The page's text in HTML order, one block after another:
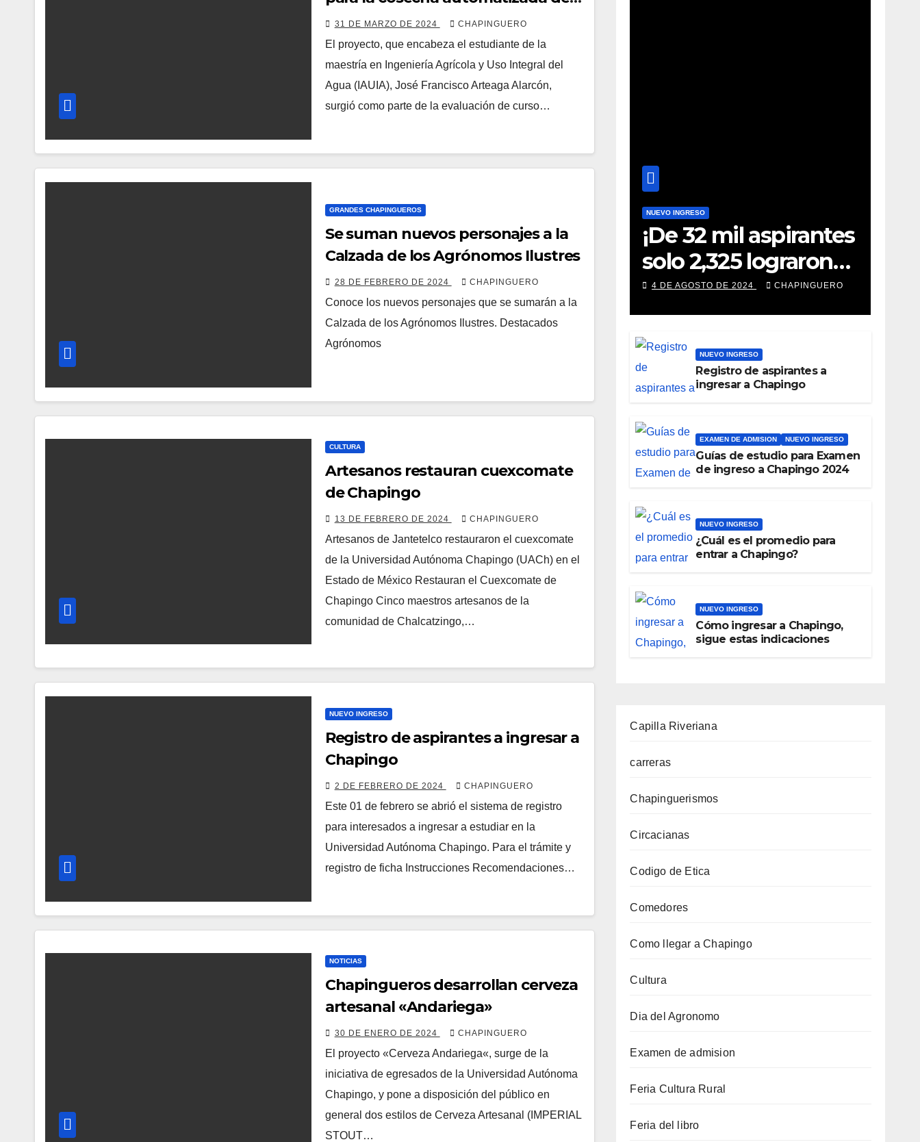
miel
31 DE MARZO DE 2024 CHAPINGUERO
El proyecto, que encabeza el estudiante de la
maestría en Ingeniería Agrícola y Uso Integral del
Agua (IAUIA), José Francisco Arteaga Alarcón,
surgió como parte de la evaluación de curso…
GRANDES CHAPINGUEROS
Se suman nuevos personajes a la
Calzada de los Agrónomos Ilustres
28 DE FEBRERO DE 2024 CHAPINGUERO
Conoce los nuevos personajes que se sumarán a la
Calzada de los Agrónomos Ilustres. Destacados
Agrónomos
CULTURA
Artesanos restauran cuexcomate
de Chapingo
13 DE FEBRERO DE 2024 CHAPINGUERO
Artesanos de Jantetelco restauraron el cuexcomate
de la Universidad Autónoma Chapingo (UACh) en el
Estado de México Restauran el Cuexcomate de
Chapingo Cinco maestros artesanos de la
comunidad de Chalcatzingo,…
NUEVO INGRESO
Registro de aspirantes a ingresar a
Chapingo
2 DE FEBRERO DE 2024 CHAPINGUERO
Este 01 de febrero se abrió el sistema de registro
para interesados a ingresar a estudiar en la
Universidad Autónoma Chapingo. Para el trámite y
registro de ficha Instrucciones Recomendaciones…
NOTICIAS
Chapingueros desarrollan cerveza
artesanal «Andariega»
30 DE ENERO DE 2024 CHAPINGUERO
El proyecto «Cerveza Andariega«, surge de la
iniciativa de egresados de la Universidad Autónoma
Chapingo, y pone a disposición del público en
general dos estilos de Cerveza Artesanal (IMPERIAL
STOUT…
NUEVO INGRESO
¡De 32 mil aspirantes
solo 2,325 lograron
ingresar a Chapingo!
4 DE AGOSTO DE 2024 CHAPINGUERO
NUEVO INGRESO
Registro de aspirantes a
ingresar a Chapingo
EXAMEN DE ADMISION NUEVO INGRESO
Guías de estudio para Examen
de ingreso a Chapingo 2024
NUEVO INGRESO
¿Cuál es el promedio para
entrar a Chapingo?
NUEVO INGRESO
Cómo ingresar a Chapingo,
sigue estas indicaciones
Capilla Riveriana
carreras
Chapinguerismos
Circacianas
Codigo de Etica
Comedores
Como llegar a Chapingo
Cultura
Dia del Agronomo
Examen de admision
Feria Cultura Rural
Feria del libro